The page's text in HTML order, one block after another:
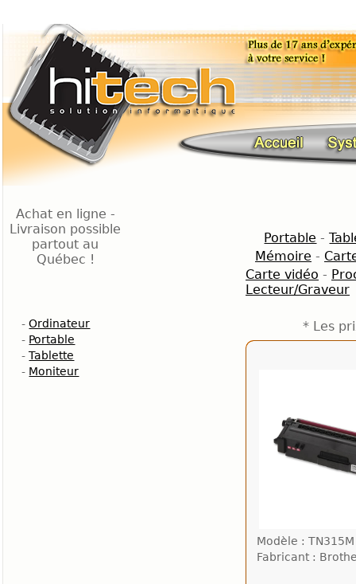
Achat en ligne -
Livraison possible
partout au
Québec !
-Ordinateur
- Portable
-Tablette
- Moniteur
Portable -
Mémoire -
Carte vidéo -
Lecteur/Graveur
* Les
Modèle : TN315M
Fabricant :